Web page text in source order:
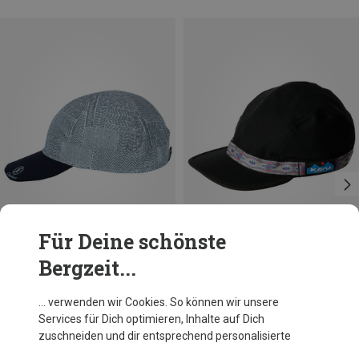
Du sparst 37%
Für Deine schönste
Bergzeit...
… verwenden wir Cookies. So können wir unsere
Services für Dich optimieren, Inhalte auf Dich
zuschneiden und dir entsprechend personalisierte